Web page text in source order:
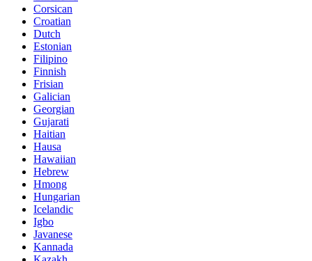
Corsican
Croatian
Dutch
Estonian
Filipino
Finnish
Frisian
Galician
Georgian
Gujarati
Haitian
Hausa
Hawaiian
Hebrew
Hmong
Hungarian
Icelandic
Igbo
Javanese
Kannada